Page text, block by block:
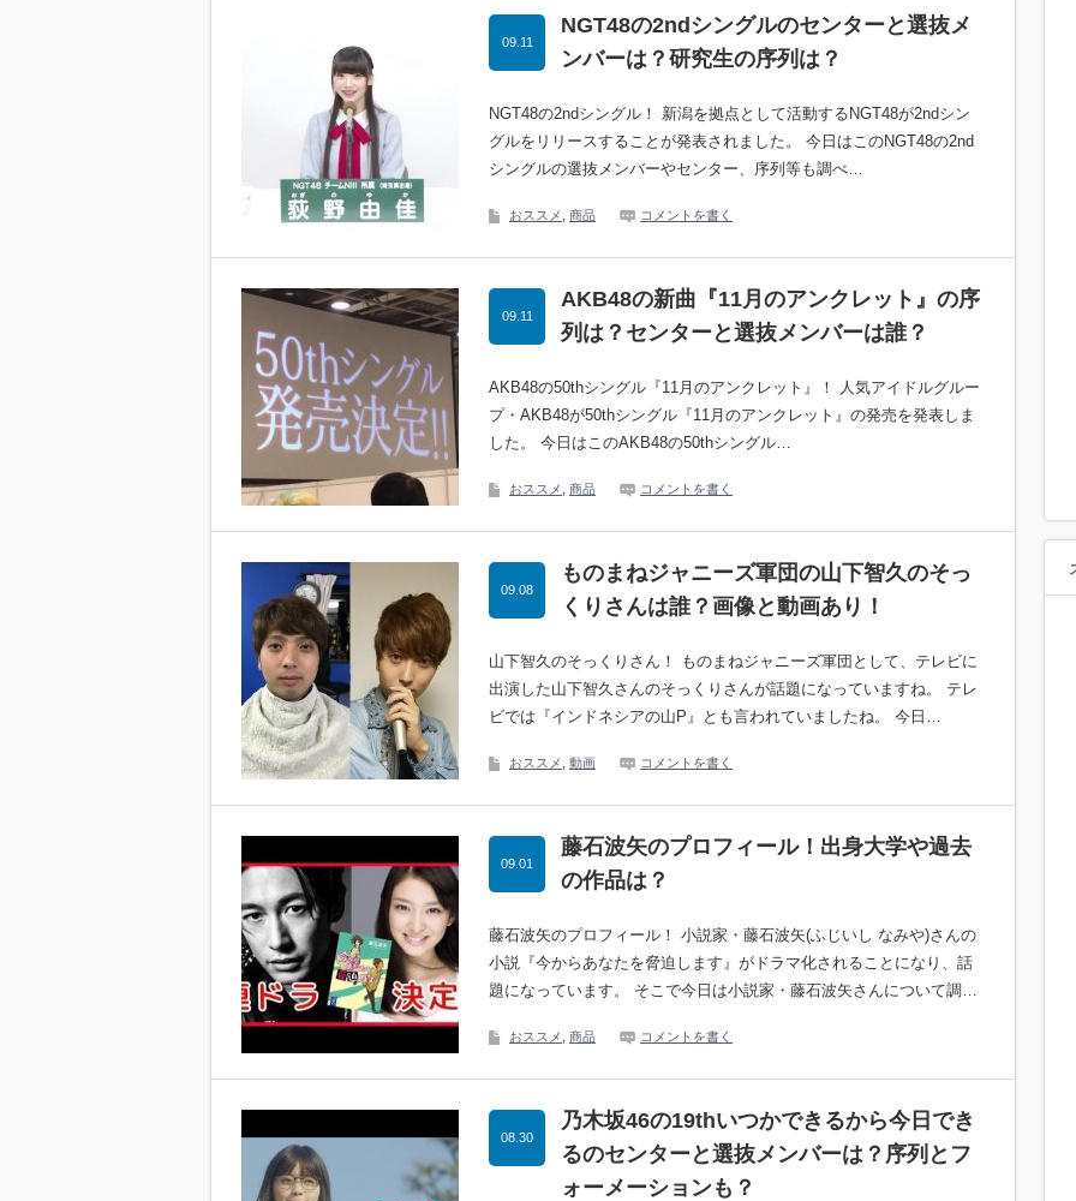
NGT48の2ndシングルのセンターと選抜メ
ンバーは？研究生の序列は？
09.11
NGT48の2ndシングル！ 新潟を拠点として活動するNGT48が2ndシン
グルをリリースすることが発表されました。 今日はこのNGT48の2nd
シングルの選抜メンバーやセンター、序列等も調べ…
おススメ 商品 コメントを書く
AKB48の新曲『11月のアンクレット』の序
列は？センターと選抜メンバーは誰？
09.11
AKB48の50thシングル『11月のアンクレット』！ 人気アイドルグルー
プ・AKB48が50thシングル『11月のアンクレット』の発売を発表しま
した。 今日はこのAKB48の50thシングル…
おススメ 商品 コメントを書く
ものまねジャニーズ軍団の山下智久のそっ
くりさんは誰？画像と動画あり！
09.08
山下智久のそっくりさん！ ものまねジャニーズ軍団として、テレビに
出演した山下智久さんのそっくりさんが話題になっていますね。 テレ
ビでは『インドネシアの山P』とも言われていましたね。 今日…
おススメ 動画 コメントを書く
藤石波矢のプロフィール！出身大学や過去
の作品は？
09.01
藤石波矢のプロフィール！ 小説家・藤石波矢(ふじいし なみや)さんの
小説『今からあなたを脅迫します』がドラマ化されることになり、話
題になっています。 そこで今日は小説家・藤石波矢さんについて調…
おススメ 商品 コメントを書く
乃木坂46の19thいつかできるから今日でき
るのセンターと選抜メンバーは？序列とフ
ォーメーションも？
08.30